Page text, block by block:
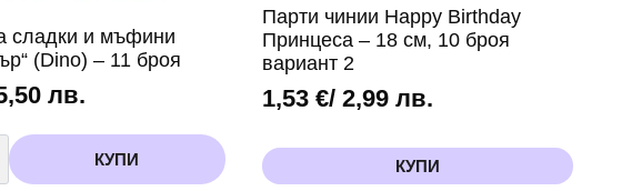
сладки и мъфини
(Dino) – 11 броя
лв.
КУПИ
Парти чинии Happy Birthday
Принцеса – 18 см, 10 броя
вариант 2
1,53€/ 2,99 лв.
КУПИ